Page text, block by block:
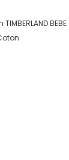
BEBE